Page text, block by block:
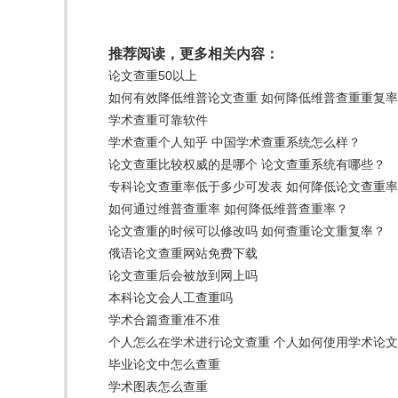
推荐阅读，更多相关内容：
论文查重50以上
如何有效降低维普论文查重 如何降低维普查重重复率
学术查重可靠软件
学术查重个人知乎 中国学术查重系统怎么样？
论文查重比较权威的是哪个 论文查重系统有哪些？
专科论文查重率低于多少可发表 如何降低论文查重率
如何通过维普查重率 如何降低维普查重率？
论文查重的时候可以修改吗 如何查重论文重复率？
俄语论文查重网站免费下载
论文查重后会被放到网上吗
本科论文会人工查重吗
学术合篇查重准不准
个人怎么在学术进行论文查重 个人如何使用学术论
毕业论文中怎么查重
学术图表怎么查重